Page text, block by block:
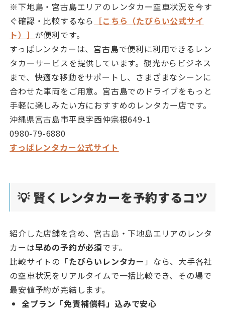
※下地島・宮古島エリアのレンタカー空車状況を今す
ぐ確認・比較するなら ［こちら（たびらい公式サイ
ト）］ が便利です。
すっぱレンタカーは、宮古島で便利に利用できるレン
タカーサービスを提供しています。観光からビジネス
まで、快適な移動をサポートし、さまざまなシーンに
合わせた車両をご用意。宮古島でのドライブをもっと
手軽に楽しみたい方におすすめのレンタカー店です。
沖縄県宮古島市平良字西仲宗根649-1
0980-79-6880
すっぱレンタカー公式サイト
💡 賢くレンタカーを予約するコツ
紹介した店舗を含め、宮古島・下地島エリアのレンタ
カーは早めの予約が必須です。
比較サイトの「たびらいレンタカー 」なら、大手各社
の空車状況をリアルタイムで一括比較でき、その場で
最安値予約が完結します。
全プラン「免責補償料」込みで安心